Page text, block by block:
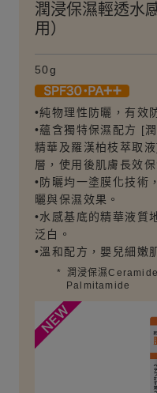
潤浸保濕輕透水
用）
50g
•純物理性防曬，有效
•蘊含獨特保濕配方 [
精華及羅漢柏枝萃取
層，使用後肌膚長效保
•防曬均一塗膜化技術
曬與保濕效果。
•水感基底的精華液質
泛白。
•溫和配方，嬰兒細嫩
* 潤浸保濕
Palmitamide